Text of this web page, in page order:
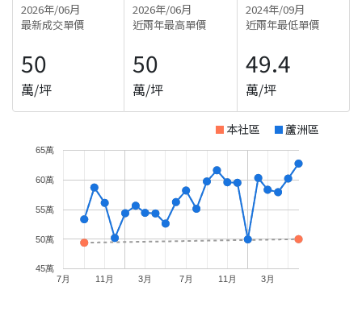
2026年/06月
最新成交單價
50
萬/坪
2026年/06月
近兩年最高單價
50
萬/坪
2024年/09月
近兩年最低單價
49.4
萬/坪
本社區 蘆洲區
7月 11月 3月 7月 11月 3月
45萬
50萬
55萬
60萬
65萬